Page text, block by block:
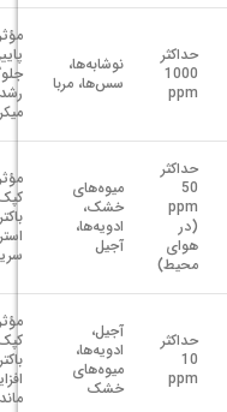
حداکثر
1000
ppm
نوشابه‌ها،
سس‌ها، مربا
حداکثر
50
ppm
(در
هوای
محیط)
میوه‌های
خشک،
ادویه‌ها،
آجیل
حداکثر
10
ppm
آجیل،
ادویه‌ها،
میوه‌های
خشک